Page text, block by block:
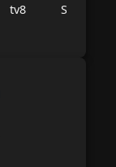
tv8 Star Tv